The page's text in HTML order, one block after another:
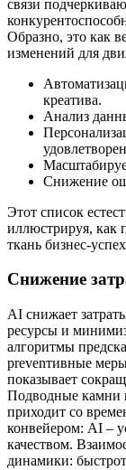
связи
Образно, это как
изменений для
креатива.
Анализ
Снижение
Этот список
иллюстрируя, как
ткань бизнес-
Снижение
AI снижает
ресурсы и
алгоритмы
prevenтивные
показывает
Подводные камни
приходит со
конвейером: AI –
качеством.
динамики: